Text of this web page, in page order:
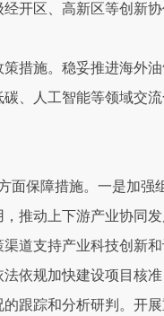
开区、高新区等创新
措施。稳妥推进海外
、人工智能等领域交
面保障措施。一是加强
推动上下游产业协同
道支持产业科技创新
依规加快建设项目核
跟踪和分析研判。开